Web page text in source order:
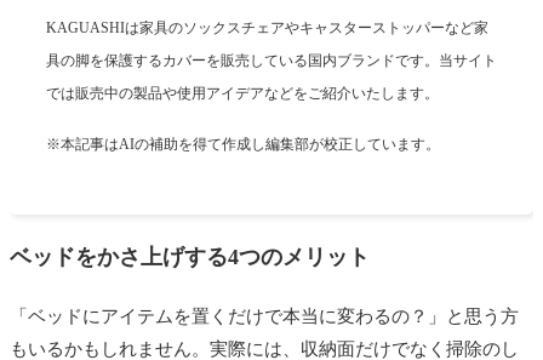
KAGUASHIは家具のソックスチェアやキャスターストッパーなど家
具の脚を保護するカバーを販売している国内ブランドです。当サイト
では販売中の製品や使用アイデアなどをご紹介いたします。
※本記事はAIの補助を得て作成し編集部が校正しています。
ベッドをかさ上げする4つのメリット
「ベッドにアイテムを置くだけで本当に変わるの？」と思う方
もいるかもしれません。実際には、収納面だけでなく掃除のし